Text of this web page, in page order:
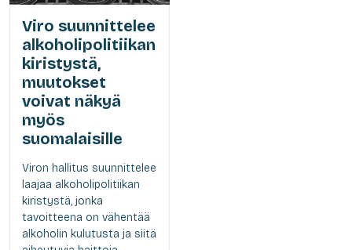
Viro suunnittelee
alkoholipolitiikan
kiristystä,
muutokset
voivat näkyä
myös
suomalaisille
Viron hallitus suunnittelee
laajaa alkoholipolitiikan
kiristystä, jonka
tavoitteena on vähentää
alkoholin kulutusta ja siitä